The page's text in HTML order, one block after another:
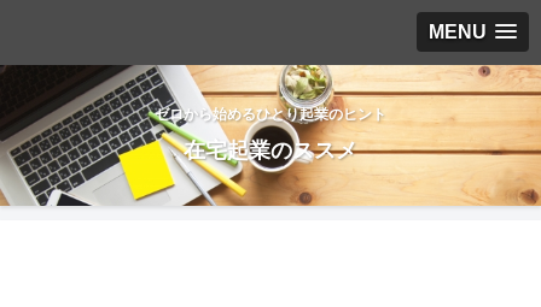
MENU
ゼロから始めるひとり起業のヒント
在宅起業のススメ